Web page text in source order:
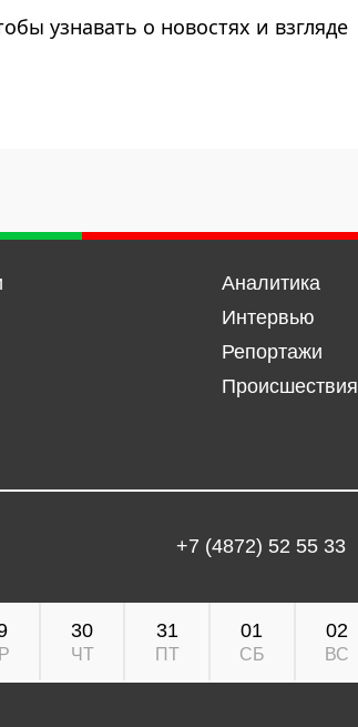
узнавать о новостях и взгляде
Аналитика
Интервью
Репортажи
Происшествия
+7 (4872) 52 55 33
30
ЧТ
31
ПТ
01
СБ
02
ВС